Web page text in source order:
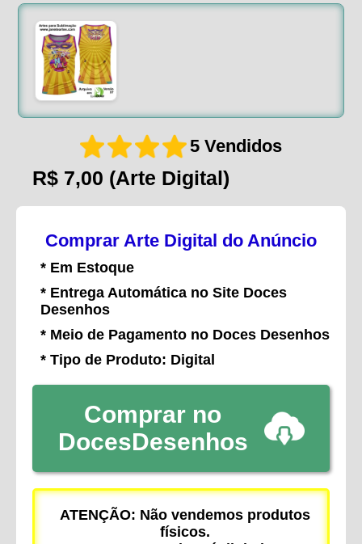
5 Vendidos
R$ 7,00 (Arte Digital)
Comprar Arte Digital do Anúncio
* Em Estoque
* Entrega Automática no Site Doces
Desenhos
* Meio de Pagamento no Doces Desenhos
* Tipo de Produto: Digital
Comprar no
DocesDesenhos
ATENÇÃO: Não vendemos produtos
físicos.